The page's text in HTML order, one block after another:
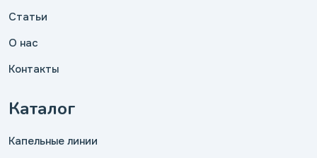
Статьи
О нас
Контакты
Каталог
Капельные линии